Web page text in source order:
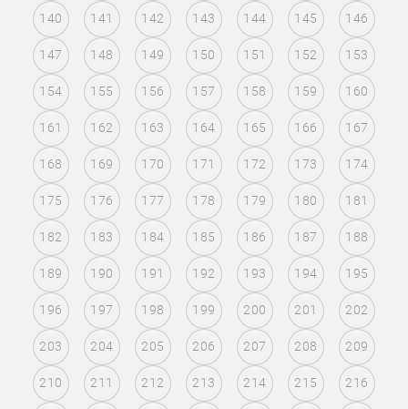
140 141 142 143 144 145 146
147 148 149 150 151 152 153
154 155 156 157 158 159 160
161 162 163 164 165 166 167
168 169 170 171 172 173 174
175 176 177 178 179 180 181
182 183 184 185 186 187 188
189 190 191 192 193 194 195
196 197 198 199 200 201 202
203 204 205 206 207 208 209
210 211 212 213 214 215 216